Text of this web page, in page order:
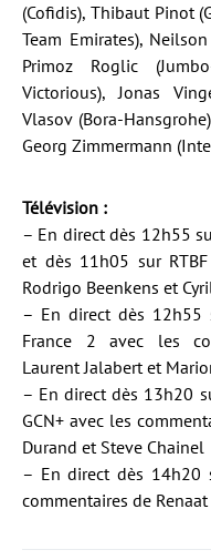
(Cofidis), Thibaut Pinot
Team Emirates),
Primoz Roglic
Victorious), Jonas
Vlasov (Bora-
Georg Zimmermann
Télévision :
– En direct dès 12h55
et dès 11h05 sur
Rodrigo Beenkens et
– En direct dès 12h55
France 2 avec les
Laurent Jalabert et
– En direct dès 13h20
GCN+ avec les
Durand et Steve Chainel
– En direct dès 14h20
commentaires de